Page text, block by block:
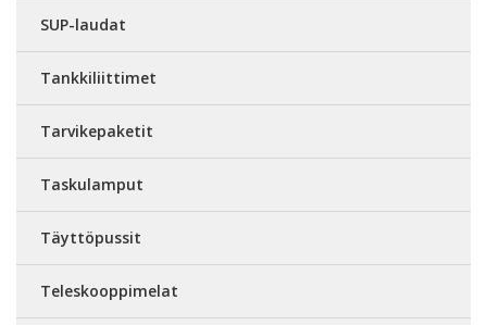
SUP-laudat
Tankkiliittimet
Tarvikepaketit
Taskulamput
Täyttöpussit
Teleskooppimelat